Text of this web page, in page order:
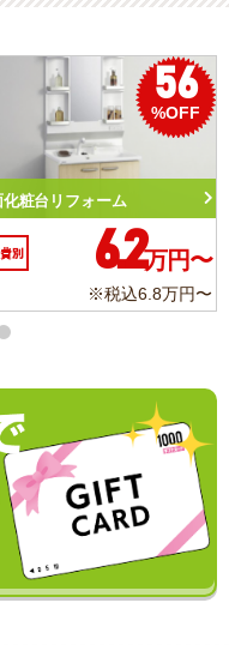
56
%OFF
粧台リフォーム
別 6.2万円〜
※税込6.8万円〜